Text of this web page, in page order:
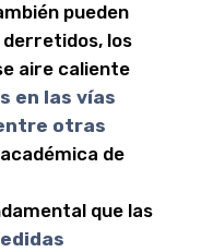
pueden
los
aire caliente
en las vías
otras
de
que las